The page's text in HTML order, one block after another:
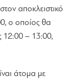
αποκλειστικό
ο οποίος θα
12:00 – 13:00,
άτομα με